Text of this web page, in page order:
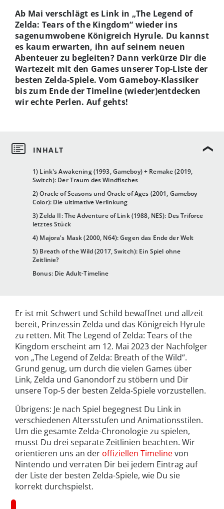
1) Link's Awakening (1993, Gameboy) + Remake (2019,
Switch): Der Traum des Windfisches
2) Oracle of Seasons und Oracle of Ages (2001, Gameboy
Color): Die ultimative Verlinkung
3) Zelda II: The Adventure of Link (1988, NES): Des Triforce
letztes Stück
4) Majora's Mask (2000, N64): Gegen das Ende der Welt
5) Breath of the Wild (2017, Switch): Ein Spiel ohne
Zeitlinie?
Bonus: Die Adult-Timeline
Ab Mai verschlägt es Link in „The Legend of
Zelda: Tears of the Kingdom“ wieder ins
sagenumwobene Königreich Hyrule. Du kannst
es kaum erwarten, ihn auf seinem neuen
Abenteuer zu begleiten? Dann verkürze Dir die
Wartezeit mit den Games unserer Top-Liste der
besten Zelda-Spiele. Vom Gameboy-Klassiker
bis zum Ende der Timeline (wieder)entdecken
wir echte Perlen. Auf gehts!
Er ist mit Schwert und Schild bewaffnet und allzeit
bereit, Prinzessin Zelda und das Königreich Hyrule
zu retten. Mit The Legend of Zelda: Tears of the
Kingdom erscheint am 12. Mai 2023 der Nachfolger
von „The Legend of Zelda: Breath of the Wild“.
Grund genug, um durch die vielen Games über
Link, Zelda und Ganondorf zu stöbern und Dir
unsere Top-5 der besten Zelda-Spiele vorzustellen.
Übrigens: Je nach Spiel begegnest Du Link in
verschiedenen Altersstufen und Animationsstilen.
Um die gesamte Zelda-Chronologie zu spielen,
musst Du drei separate Zeitlinien beachten. Wir
orientieren uns an der offiziellen Timelinevon
Nintendo und verraten Dir bei jedem Eintrag auf
der Liste der besten Zelda-Spiele, wie Du sie
korrekt durchspielst.